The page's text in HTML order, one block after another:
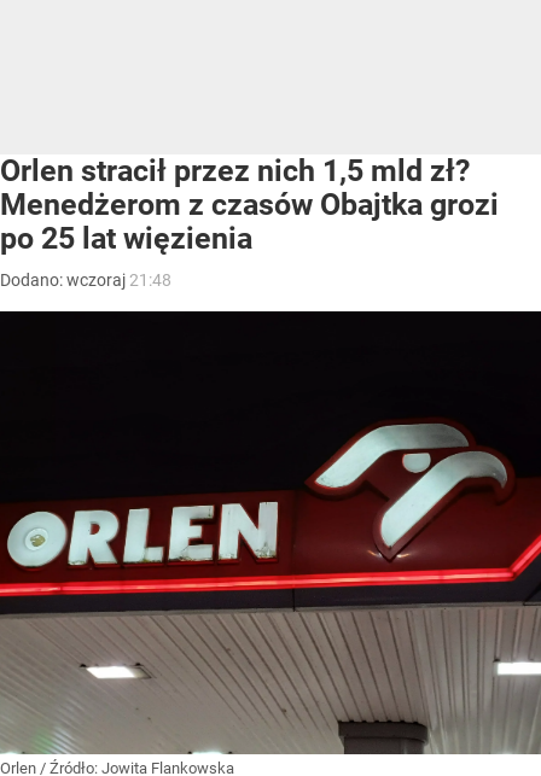
Orlen stracił przez nich 1,5 mld zł?
Menedżerom z czasów Obajtka grozi
po 25 lat więzienia
Dodano:wczoraj 21:48
Orlen / Źródło: Jowita Flankowska